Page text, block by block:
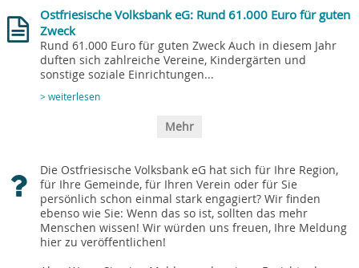
Ostfriesische Volksbank eG: Rund 61.000 Euro für guten
Zweck
Rund 61.000 Euro für guten Zweck Auch in diesem Jahr
duften sich zahlreiche Vereine, Kindergärten und
sonstige soziale Einrichtungen...
> weiterlesen
Mehr
Die Ostfriesische Volksbank eG hat sich für Ihre Region,
für Ihre Gemeinde, für Ihren Verein oder für Sie
persönlich schon einmal stark engagiert? Wir finden
ebenso wie Sie: Wenn das so ist, sollten das mehr
Menschen wissen! Wir würden uns freuen, Ihre Meldung
hier zu veröffentlichen!